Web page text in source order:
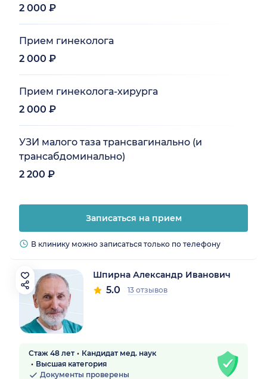
2 000 ₽
Прием гинеколога
2 000 ₽
Прием гинеколога-хирурга
2 000 ₽
УЗИ малого таза трансвагинально (и
трансабдоминально)
2 200 ₽
Записаться на прием
В клинику можно записаться только по телефону
Шпирна Александр Иванович
5.0 13 отзывов
Стаж 48 лет
Кандидат мед. наук
Высшая категория
Документы проверены